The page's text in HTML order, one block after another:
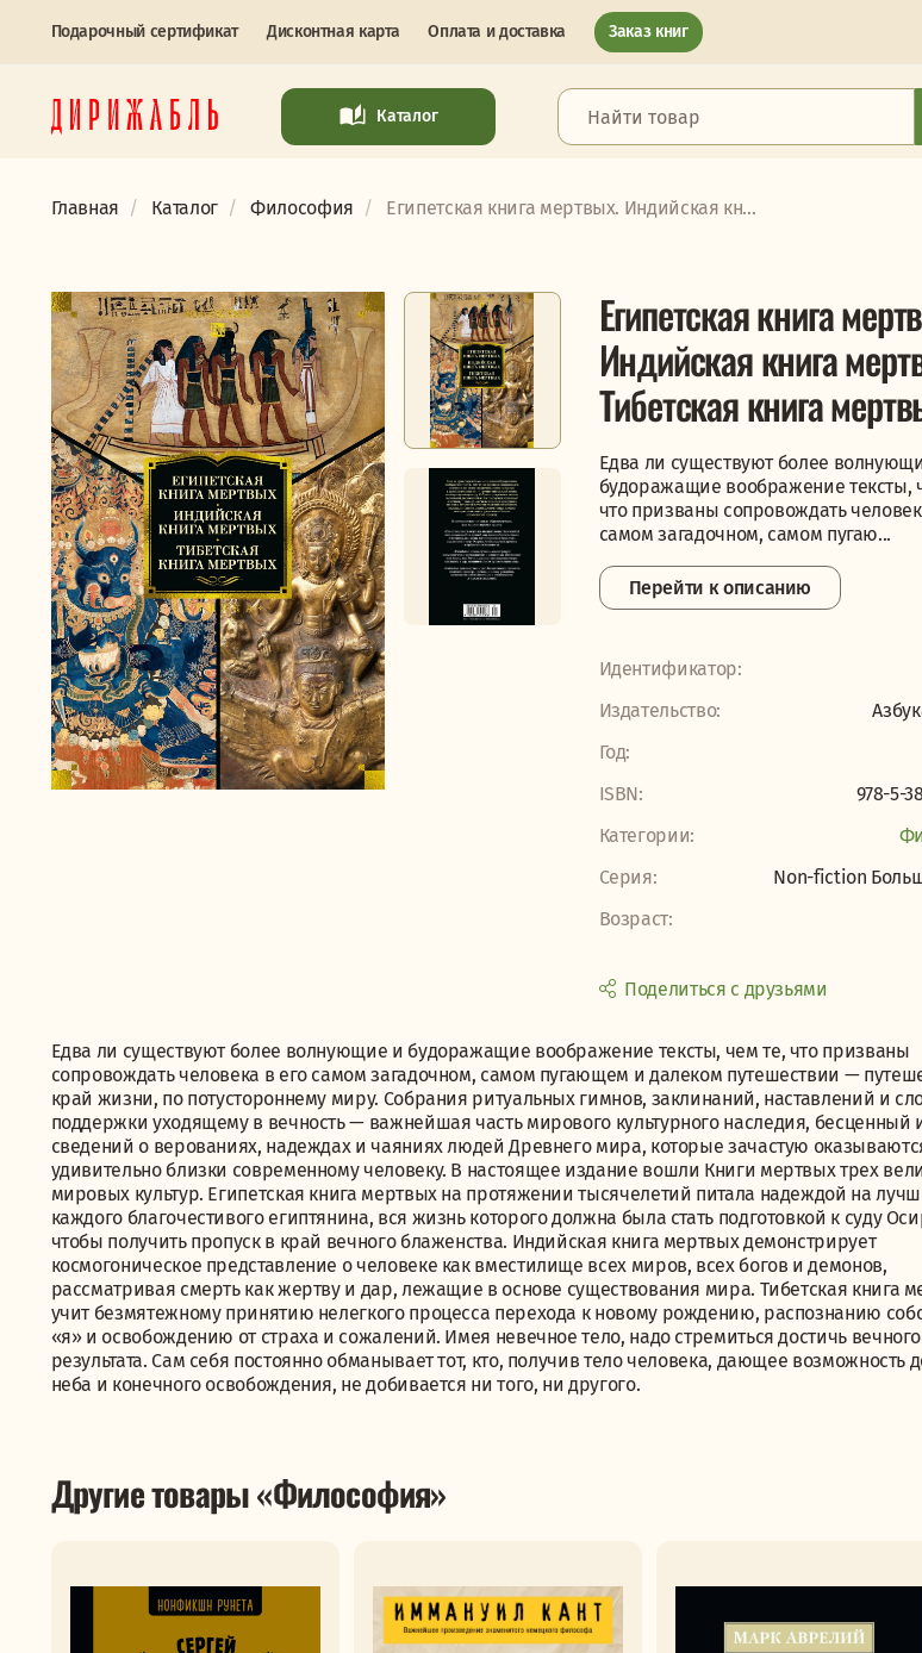
Подарочный сертификат Дисконтная карта Оплата и доставка Заказ книг
Каталог
Главная Каталог Философия Египетская книга мертвых. Индийская кн...
Египетская книга
Индийская книга
Тибетская книга
Едва ли существуют более
будоражащие воображение тексты,
что призваны сопровождать
самом загадочном, самом пугаю...
Перейти к описанию
Идентификатор:
Издательство:
Год:
ISBN:
978-5-
Категории:
Серия:
Non-fiction
Возраст:
Поделиться с друзьями
Едва ли существуют более волнующие и будоражащие воображение тексты, чем те, что призваны
сопровождать человека в его самом загадочном, самом пугающем и далеком путешествии —
край жизни, по потустороннему миру. Собрания ритуальных гимнов, заклинаний, наставлений и
поддержки уходящему в вечность — важнейшая часть мирового культурного наследия, бесценный
сведений о верованиях, надеждах и чаяниях людей Древнего мира, которые зачастую
удивительно близки современному человеку. В настоящее издание вошли Книги мертвых трех
мировых культур. Египетская книга мертвых на протяжении тысячелетий питала надеждой на
каждого благочестивого египтянина, вся жизнь которого должна была стать подготовкой к суду
чтобы получить пропуск в край вечного блаженства. Индийская книга мертвых демонстрирует
космогоническое представление о человеке как вместилище всех миров, всех богов и демонов,
рассматривая смерть как жертву и дар, лежащие в основе существования мира. Тибетская книга
учит безмятежному принятию нелегкого процесса перехода к новому рождению, распознанию
«я» и освобождению от страха и сожалений. Имея невечное тело, надо стремиться достичь вечного
результата. Сам себя постоянно обманывает тот, кто, получив тело человека, дающее возможность
неба и конечного освобождения, не добивается ни того, ни другого.
Другие товары «Философия»